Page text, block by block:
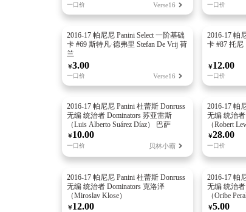
一口价 Verse16 一口价
2016-17 帕尼尼 Panini Select 一阶基础
卡 #69 斯特凡·德弗里 Stefan De Vrij 荷
兰
￥3.00
一口价 Verse16
2016-17 帕
卡 #87 托尼
￥12.00
一口价
2016-17 帕尼尼 Panini 杜蕾斯 Donruss
无编 统治者 Dominators 苏亚雷斯
（Luis Alberto Suárez Díaz） 巴萨
￥10.00
一口价 贝林小霸
2016-17 帕
无编 统治
（Robert
￥28.00
一口价
2016-17 帕尼尼 Panini 杜蕾斯 Donruss
无编 统治者 Dominators 克洛泽
（Miroslav Klose）
￥12.00
2016-17 帕
无编 统治
（Oribe
￥5.00